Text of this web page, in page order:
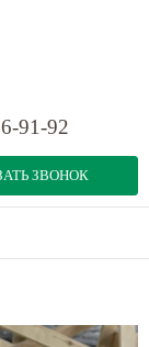
91-92
ЗВОНОК